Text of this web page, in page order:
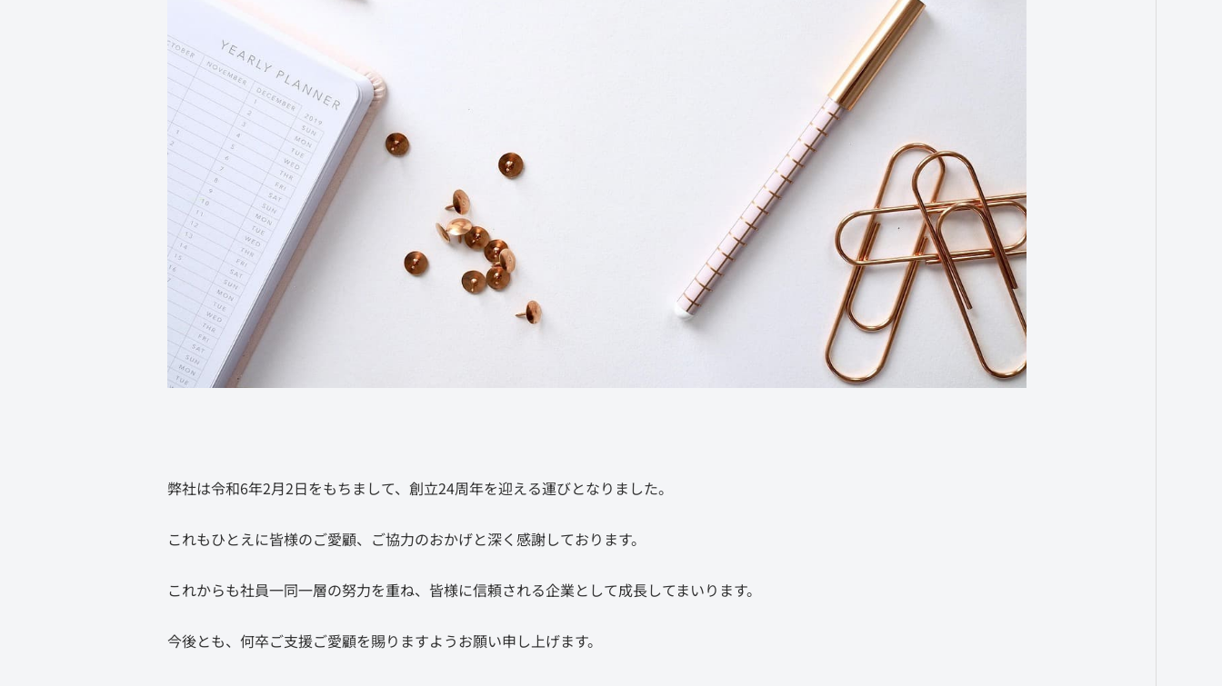
弊社は令和6年2月2日をもちまして、創立24周年を迎える運びとなりました。
これもひとえに皆様のご愛顧、ご協力のおかげと深く感謝しております。
これからも社員一同一層の努力を重ね、皆様に信頼される企業として成長してまいります。
今後とも、何卒ご支援ご愛顧を賜りますようお願い申し上げます。